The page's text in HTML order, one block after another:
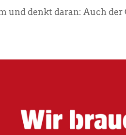
und denkt daran: Auch der